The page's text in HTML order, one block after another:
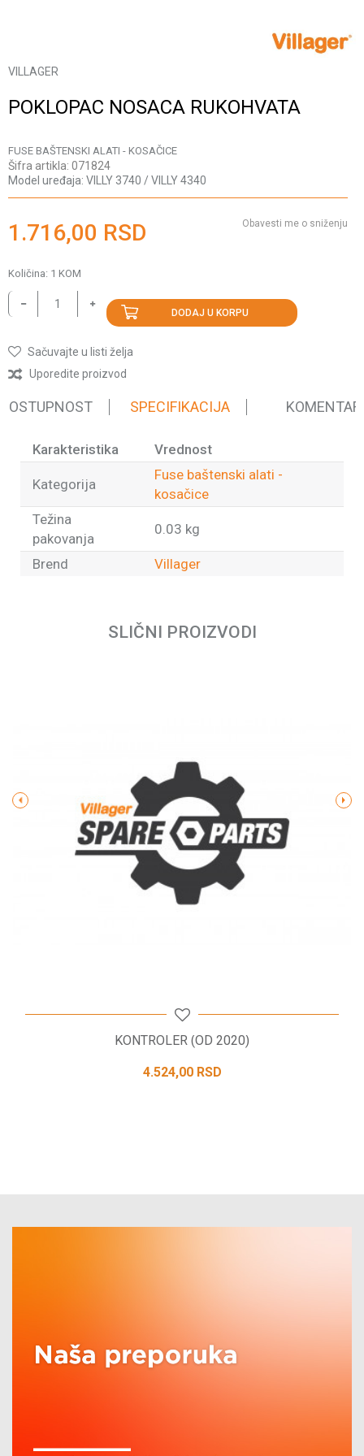
VILLAGER
POKLOPAC NOSACA RUKOHVATA
FUSE BAŠTENSKI ALATI - KOSAČICE
Šifra artikla: 071824
Model uređaja: VILLY 3740 / VILLY 4340
1.716,00 RSD Obavesti me o sniženju
Količina: 1 KOM
DODAJ U KORPU
Sačuvajte u listi želja
Uporedite proizvod
SPECIFIKACIJA
Karakteristika Vrednost
Kategorija
Fuse baštenski alati -
kosačice
Težina
pakovanja
0.03 kg
Brend Villager
POŠALJI
SLIČNI PROIZVODI
KONTROLER (OD 2020)
4.524,00 RSD